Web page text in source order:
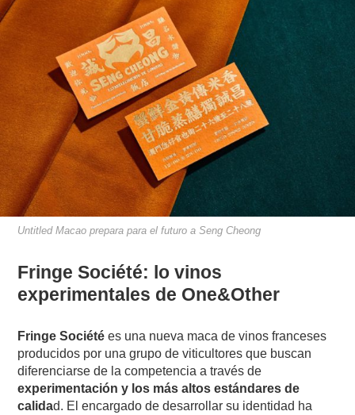
Untitled Macao prepara para el futuro a Seng Cheong
Fringe Société: lo vinos
experimentales de One&Other
Fringe Société es una nueva maca de vinos franceses
producidos por una grupo de viticultores que buscan
diferenciarse de la competencia a través de
experimentación y los más altos estándares de
calidad. El encargado de desarrollar su identidad ha